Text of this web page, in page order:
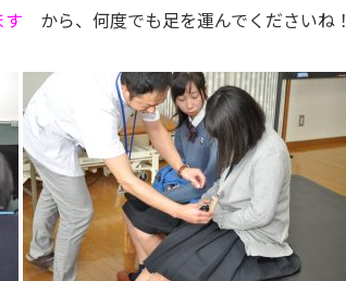
す から、何度でも足を運んでくださいね！